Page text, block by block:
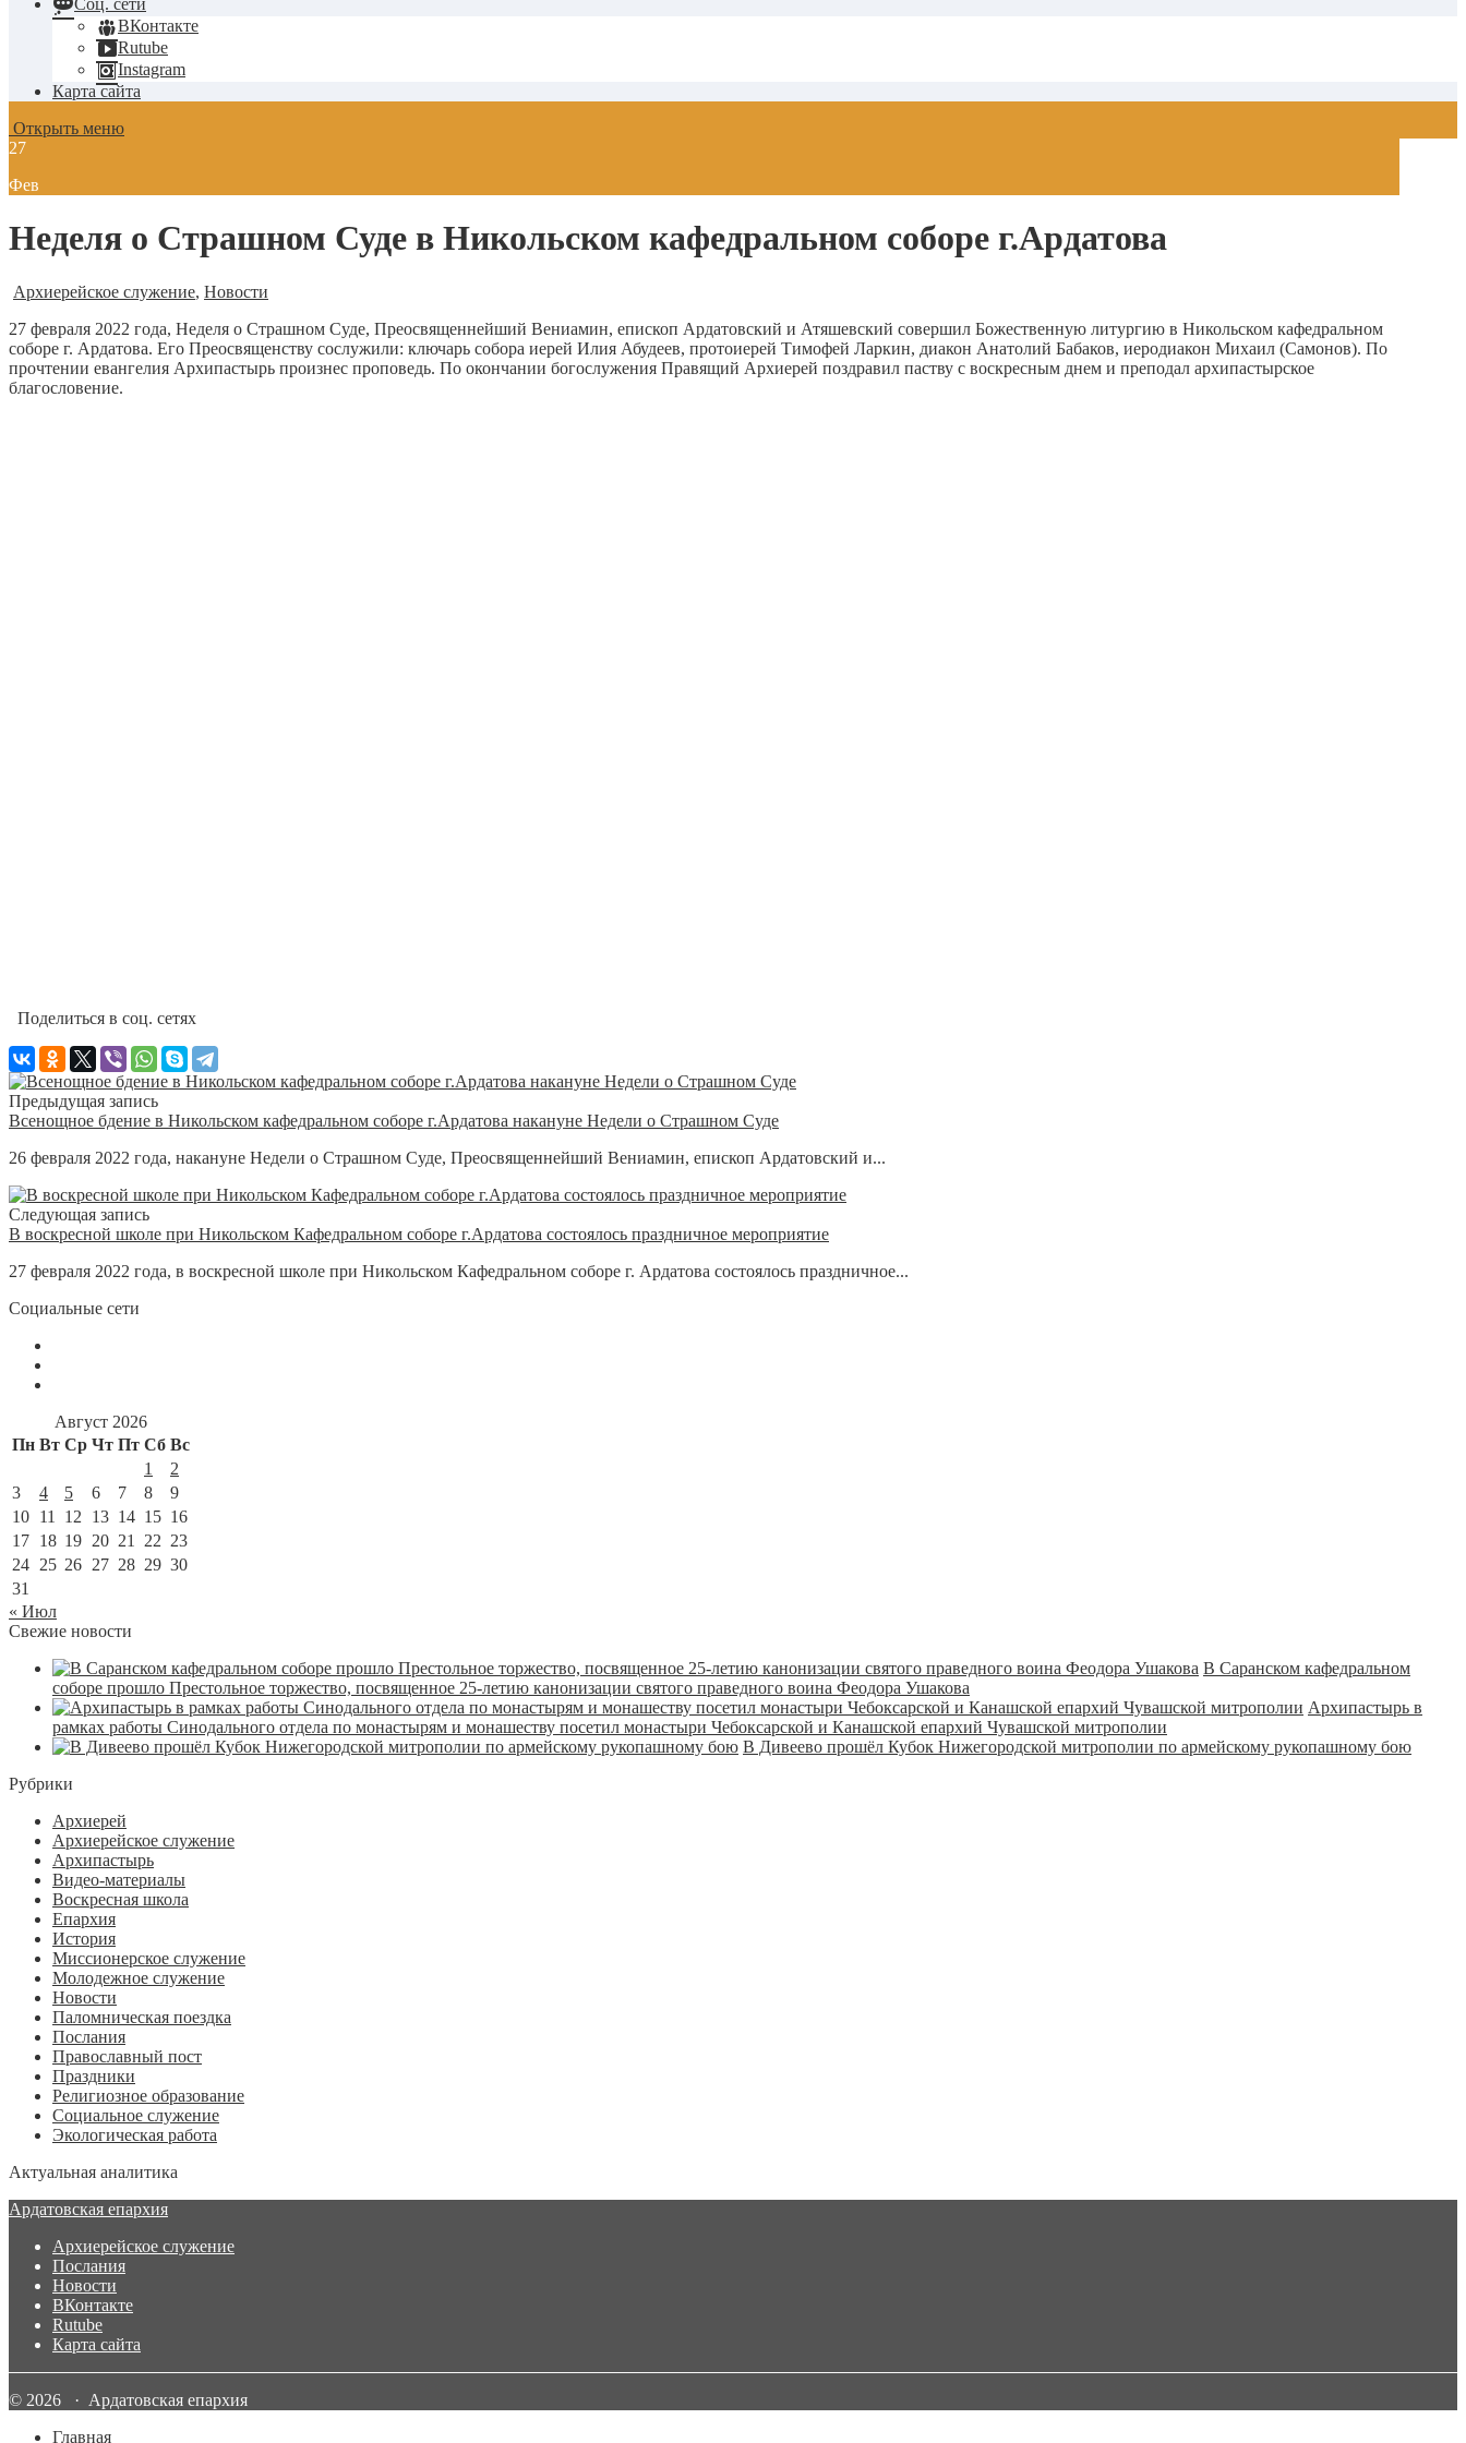
Соц. сети
ВКонтакте
Rutube
Instagram
Карта сайта
Открыть меню
27
Фев
Неделя о Страшном Суде в Никольском кафедральном соборе г.Ардатова
Архиерейское служение, Новости
27 февраля 2022 года, Неделя о Страшном Суде, Преосвященнейший Вениамин, епископ Ардатовский и Атяшевский совершил Божественную литургию в Никольском кафедральном
соборе г. Ардатова. Его Преосвященству сослужили: ключарь собора иерей Илия Абудеев, протоиерей Тимофей Ларкин, диакон Анатолий Бабаков, иеродиакон Михаил (Самонов). По
прочтении евангелия Архипастырь произнес проповедь. По окончании богослужения Правящий Архиерей поздравил паству с воскресным днем и преподал архипастырское
благословение.
Поделиться в соц. сетях
Предыдущая запись
Всенощное бдение в Никольском кафедральном соборе г.Ардатова накануне Недели о Страшном Суде
26 февраля 2022 года, накануне Недели о Страшном Суде, Преосвященнейший Вениамин, епископ Ардатовский и...
Следующая запись
В воскресной школе при Никольском Кафедральном соборе г.Ардатова состоялось праздничное мероприятие
27 февраля 2022 года, в воскресной школе при Никольском Кафедральном соборе г. Ардатова состоялось праздничное...
Социальные сети
Август 2026
Пн Вт Ср Чт Пт Сб Вс
1
2
3
4 5 6 7 8
9
10 11 12 13 14 15 16
17 18 19 20 21 22 23
24 25 26 27 28 29 30
31
« Июл
Свежие новости
В Саранском кафедральном
соборе прошло Престольное торжество, посвященное 25-летию канонизации святого праведного воина Феодора Ушакова
Архипастырь в
рамках работы Синодального отдела по монастырям и монашеству посетил монастыри Чебоксарской и Канашской епархий Чувашской митрополии
В Дивеево прошёл Кубок Нижегородской митрополии по армейскому рукопашному бою
Рубрики
Архиерей
Архиерейское служение
Архипастырь
Видео-материалы
Воскресная школа
Епархия
История
Миссионерское служение
Молодежное служение
Новости
Паломническая поездка
Послания
Православный пост
Праздники
Религиозное образование
Социальное служение
Экологическая работа
Актуальная аналитика
Ардатовская епархия
Архиерейское служение
Послания
Новости
ВКонтакте
Rutube
Карта сайта
© 2026 · Ардатовская епархия
Главная